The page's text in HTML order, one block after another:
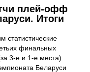
плей-офф
Итоги
статистические
финальных
3-е и 1-е места)
Беларуси